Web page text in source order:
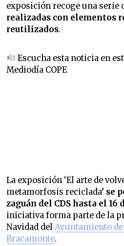
exposición recoge una serie
realizadas con elementos
reutilizados.
Escucha esta noticia en
Mediodía COPE
La exposición ‘El arte de
metamorfosis reciclada’ se
zaguán del CDS hasta el 16
iniciativa forma parte de la
Navidad delAyuntamiento de
Bracamonte.